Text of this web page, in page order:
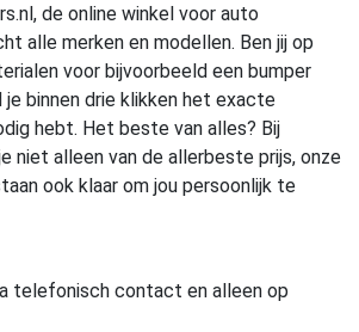
de online winkel voor auto
alle merken en modellen. Ben jij op
voor bijvoorbeeld een bumper
je binnen drie klikken het exacte
hebt. Het beste van alles? Bij
niet alleen van de allerbeste prijs, onze
ook klaar om jou persoonlijk te
telefonisch contact en alleen op